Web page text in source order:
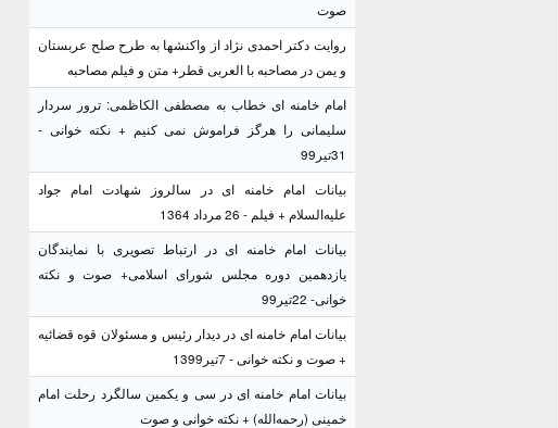
صوت
روایت دکتر احمدی نژاد از واکنشها به طرح صلح عربستان
و یمن در مصاحبه با العربی قطر+ متن و فیلم مصاحبه
امام خامنه ای خطاب به مصطفی الکاظمی: ترور سردار
سلیمانی را هرگز فراموش نمی کنیم + نکته خوانی -
31تیر99
بیانات امام خامنه ای در سالروز شهادت امام جواد
علیه‌السلام + فیلم - 26 مرداد 1364
بیانات امام خامنه ای در ارتباط تصویری با نمایندگان
یازدهمین دوره مجلس شورای اسلامی+ صوت و نکته
خوانی- 22تیر99
بیانات امام خامنه ای در دیدار رئیس و مسئولان قوه قضائیه
+ صوت و نکته خوانی - 7تیر1399
بیانات امام خامنه ای در سی و یکمین سالگرد رحلت امام
خمینی (رحمه‌الله) + نکته خوانی و صوت